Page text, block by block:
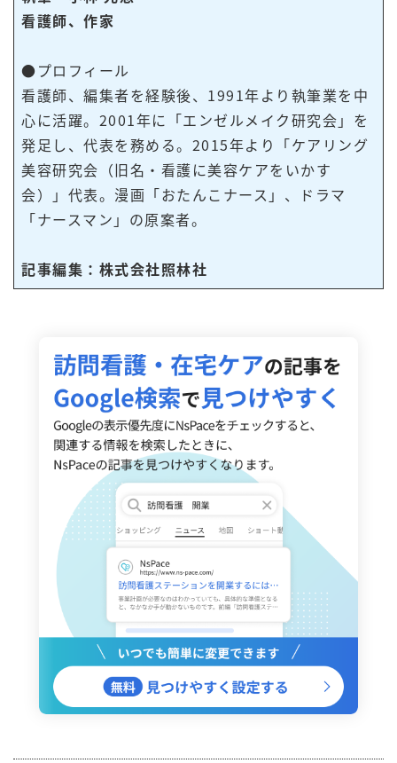
看護師、作家
●プロフィール
看護師、編集者を経験後、1991年より執筆業を中
心に活躍。2001年に「エンゼルメイク研究会」を
発足し、代表を務める。2015年より「ケアリング
美容研究会（旧名・看護に美容ケアをいかす
会）」代表。漫画「おたんこナース」、ドラマ
「ナースマン」の原案者。
記事編集：株式会社照林社